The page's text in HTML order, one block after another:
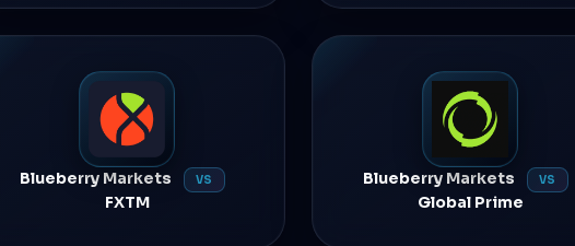
Blueberry Markets VS
FXTM
Blueberry Markets VS
Global Prime